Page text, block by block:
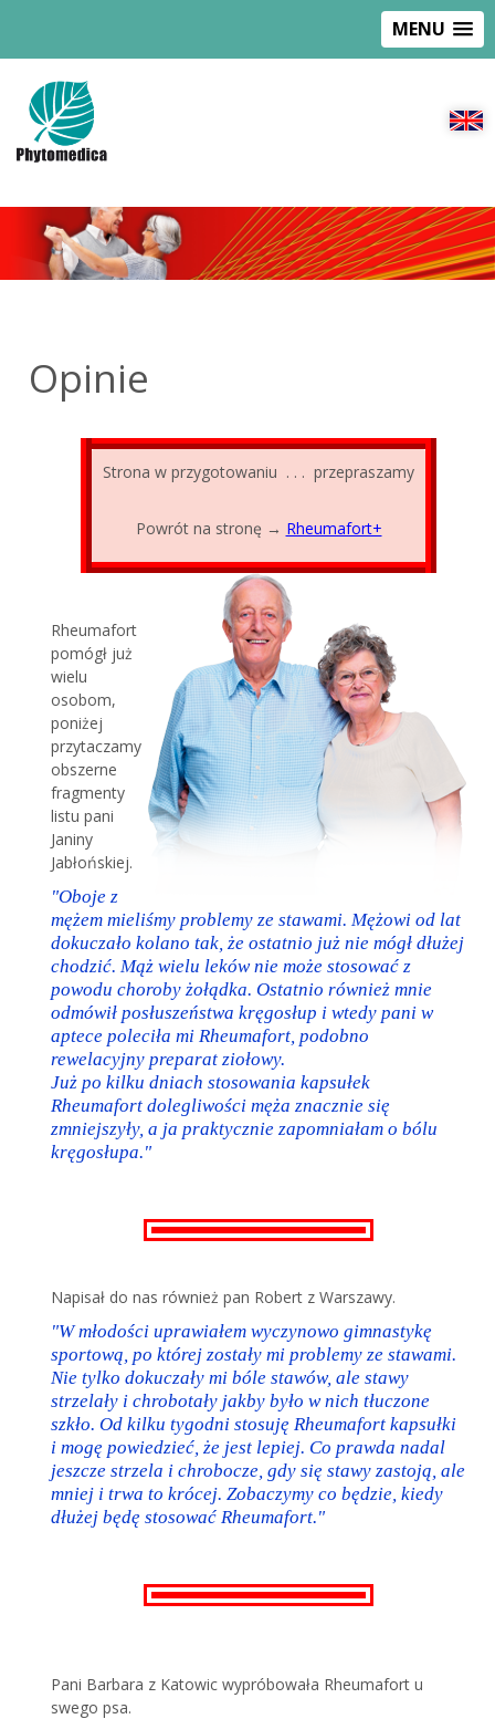
MENU
Opinie
Strona w przygotowaniu . . . przepraszamy
Powrót na stronę → Rheumafort+
Rheumafort
pomógł już
wielu
osobom,
poniżej
przytaczamy
obszerne
fragmenty
listu pani
Janiny
Jabłońskiej.
"Oboje z
mężem mieliśmy problemy ze stawami. Mężowi od lat
dokuczało kolano tak, że ostatnio już nie mógł dłużej
chodzić. Mąż wielu leków nie może stosować z
powodu choroby żołądka. Ostatnio również mnie
odmówił posłuszeństwa kręgosłup i wtedy pani w
aptece poleciła mi Rheumafort, podobno
rewelacyjny preparat ziołowy.
Już po kilku dniach stosowania kapsułek
Rheumafort dolegliwości męża znacznie się
zmniejszyły, a ja praktycznie zapomniałam o bólu
kręgosłupa."
Napisał do nas również pan Robert z Warszawy.
"W młodości uprawiałem wyczynowo gimnastykę
sportową, po której zostały mi problemy ze stawami.
Nie tylko dokuczały mi bóle stawów, ale stawy
strzelały i chrobotały jakby było w nich tłuczone
szkło. Od kilku tygodni stosuję Rheumafort kapsułki
i mogę powiedzieć, że jest lepiej. Co prawda nadal
jeszcze strzela i chrobocze, gdy się stawy zastoją, ale
mniej i trwa to krócej. Zobaczymy co będzie, kiedy
dłużej będę stosować Rheumafort."
Pani Barbara z Katowic wypróbowała Rheumafort u
swego psa.